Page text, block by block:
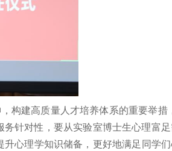
构建高质量人才培养体系的重要举措
务针对性，要从实验室博士生心理富
心理学知识储备，更好地满足同学